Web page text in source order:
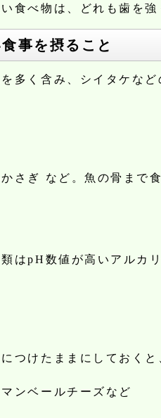
食べ物は、どれも歯を強
事を摂ること
多く含み、シイタケな
さぎ など。魚の骨まで
はpH数値が高いアルカ
つけたままにしておくと
ンベールチーズなど